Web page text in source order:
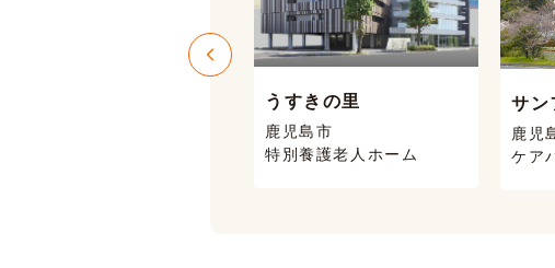
うすきの里
鹿児島市
特別養護老人ホーム
サン
鹿児
ケア